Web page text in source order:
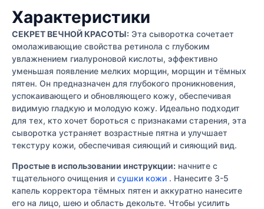
Характеристики
СЕКРЕТ ВЕЧНОЙ КРАСОТЫ: Эта сыворотка сочетает
омолаживающие свойства ретинола с глубоким
увлажнением гиалуроновой кислоты, эффективно
уменьшая появление мелких морщин, морщин и тёмных
пятен. Он предназначен для глубокого проникновения,
успокаивающего и обновляющего кожу, обеспечивая
видимую гладкую и молодую кожу. Идеально подходит
для тех, кто хочет бороться с признаками старения, эта
сыворотка устраняет возрастные пятна и улучшает
текстуру кожи, обеспечивая сияющий и сияющий вид.
Простые в использовании инструкции: начните с
тщательного очищения и сушки кожи . Нанесите 3-5
капель корректора тёмных пятен и аккуратно нанесите
его на лицо, шею и область декольте. Чтобы усилить